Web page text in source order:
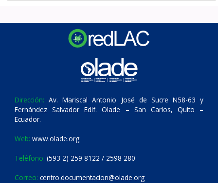
Dirección: Av. Mariscal Antonio José de Sucre N58-63 y
Fernández Salvador Edif. Olade – San Carlos, Quito –
Ecuador.
Web: www.olade.org
Teléfono: (593 2) 259 8122 / 2598 280
Correo: centro.documentacion@olade.org